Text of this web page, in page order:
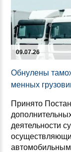
09.07.26
Об­ну­ле­ны
мен­ных
Принято
деятельности